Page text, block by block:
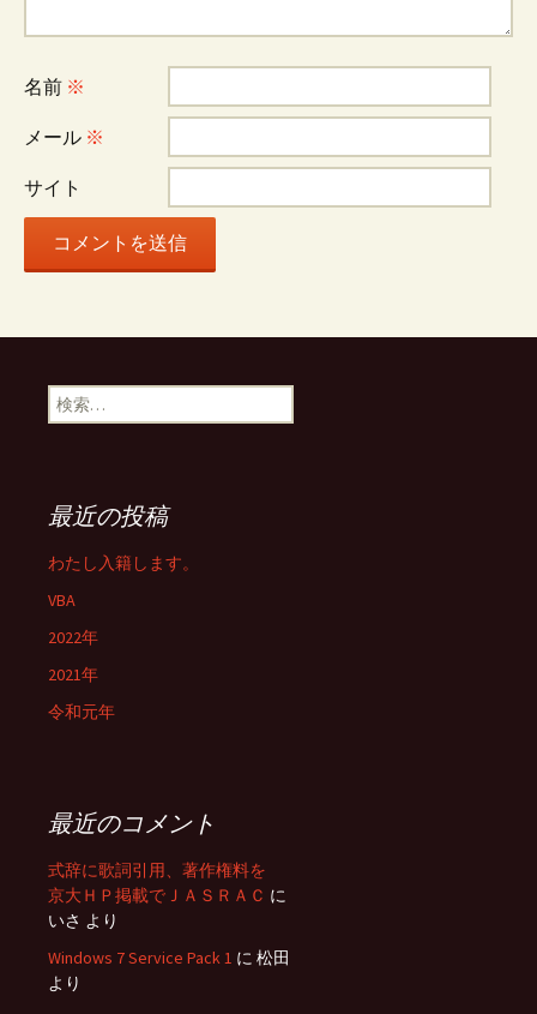
ー
シ
ョ
ン
名前 ※
メール ※
サイト
検
索:
最近の投稿
わたし入籍します。
VBA
2022年
2021年
令和元年
最近のコメント
式辞に歌詞引用、著作権料を
京大ＨＰ掲載でＪＡＳＲＡＣ に
いさ より
Windows 7 Service Pack 1 に 松田
より